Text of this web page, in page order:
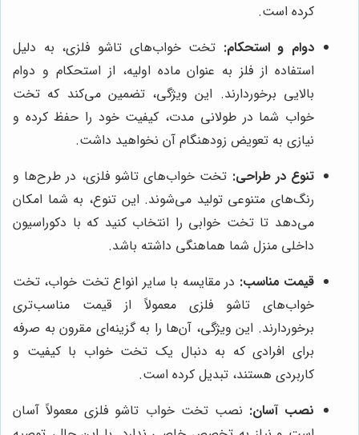
کرده است.
دوام و استحکام: تخت خواب‌های تاشو فلزی، به دلیل
استفاده از فلز به عنوان ماده اولیه، از استحکام و دوام
بالایی برخوردارند. این ویژگی، تضمین می‌کند که تخت
خواب شما در طولانی مدت، کیفیت خود را حفظ کرده و
نیازی به تعویض زودهنگام آن نخواهید داشت.
تنوع در طراحی: تخت خواب‌های تاشو فلزی، در طرح‌ها و
رنگ‌های متنوعی تولید می‌شوند. این تنوع، به شما امکان
می‌دهد تا تخت خوابی را انتخاب کنید که با دکوراسیون
داخلی منزل شما هماهنگی داشته باشد.
قیمت مناسب: در مقایسه با سایر انواع تخت خواب، تخت
خواب‌های تاشو فلزی معمولاً از قیمت مناسب‌تری
برخوردارند. این ویژگی، آن‌ها را به گزینه‌ای مقرون به صرفه
برای افرادی که به دنبال یک تخت خواب با کیفیت و
کاربردی هستند، تبدیل کرده است.
نصب آسان: نصب تخت خواب تاشو فلزی معمولاً آسان